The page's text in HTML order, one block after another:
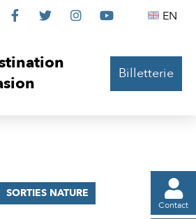
Le
sur

Le

Le

Le
 EN
Billetterie

Contact
SORTIES NATURE